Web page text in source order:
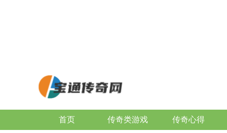
首页 传奇类游戏 传奇心得